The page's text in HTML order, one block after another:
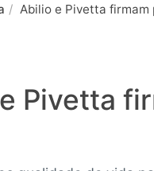
Abilio e Pivetta
Pivetta